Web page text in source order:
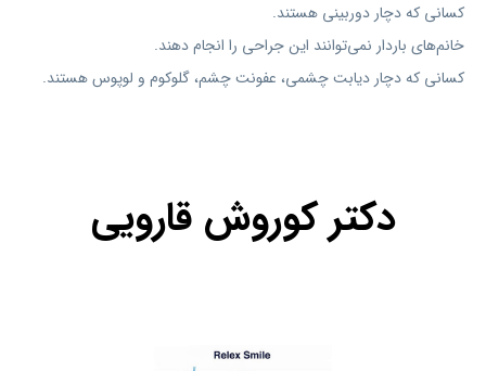
کسانی که دچار دوربینی هستند.
خانم‌های باردار نمی‌توانند این جراحی را انجام دهند.
کسانی که دچار دیابت چشمی، عفونت چشم، گلوکوم و لوپوس هستند.
دکتر کوروش قارویی